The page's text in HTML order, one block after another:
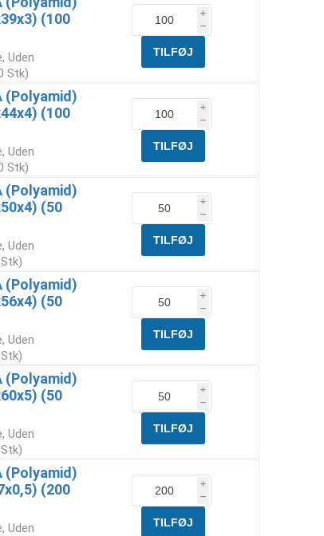
(100
Uden
Stk)
i
h
(Polyamid)
(100
Uden
Stk)
i
h
(Polyamid)
(50
Uden
i
h
(Polyamid)
(50
Uden
i
h
(Polyamid)
(50
Uden
i
h
(Polyamid)
(200
Uden
i
h